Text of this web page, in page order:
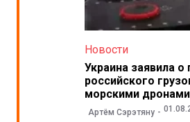
Новости
Украина заявила о
российского
морскими дронами
Артём Сэрэтяну